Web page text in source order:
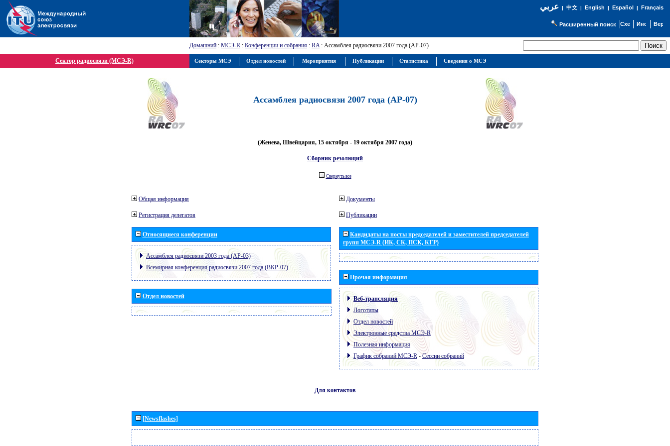
عربي| 中文| English | Español | Français
Расширенный поиск
Домашний : МСЭ-R : Конференции и собрания : RA: Ассамблея радиосвязи 2007 года (АР-07)
Сектор радиосвязи (МСЭ-R)
Ассамблея радиосвязи 2007 года (АР-07)
(Женева, Швейцария, 15 октября - 19 октября 2007 года)
Сборник резолюций
Свернуть все
Общая информация
Регистрация делегатов
Относящиеся конференции
Ассамблея радиосвязи 2003 года (АР-03)
Всемирная конференция радиосвязи 2007 года (ВКР-07)
Отдел новостей
Документы
Публикации
Кандидаты на посты председателей и заместителей председателей
групп МСЭ-R (ИК, СК, ПСК, КГР)
Прочая информация
Веб-трансляция
Логотипы
Отдел новостей
Электронные средства МСЭ-R
Полезная информация
График собраний МСЭ-R -Сессии собраний
Для контактов
[Newsflashes]
Секторы МСЭ Отдел новостей Мероприятия Публикации Статистика Сведения о МСЭ